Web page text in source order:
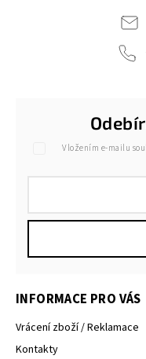
INFORMACE PRO VÁS
Vrácení zboží / Reklamace
Kontakty
Vložením e-mailu